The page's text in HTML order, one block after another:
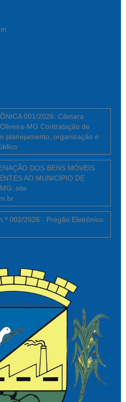
001/2026: Câmara
MG Contratação de
planejamento, organização e
DOS BENS MÓVEIS
AO MUNICÍPIO DE
site
002/2026 - Pregão Eletrônico